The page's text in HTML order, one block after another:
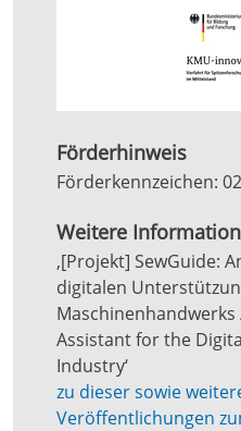
Förderhinweis
Förderkennzeichen:
Weitere
‚[Projekt] SewGuide:
digitalen
Assistant for the
Industry‘
zu dieser sowie
Veröffentlichungen